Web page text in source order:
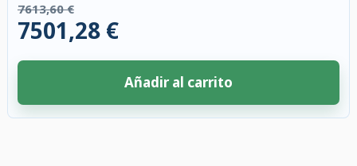
7613,60 €
7501,28 €
Añadir al carrito